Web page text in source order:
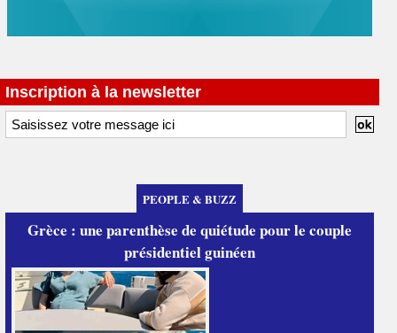
Inscription à la newsletter
PEOPLE & BUZZ
Grèce : une parenthèse de quiétude pour le couple
présidentiel guinéen